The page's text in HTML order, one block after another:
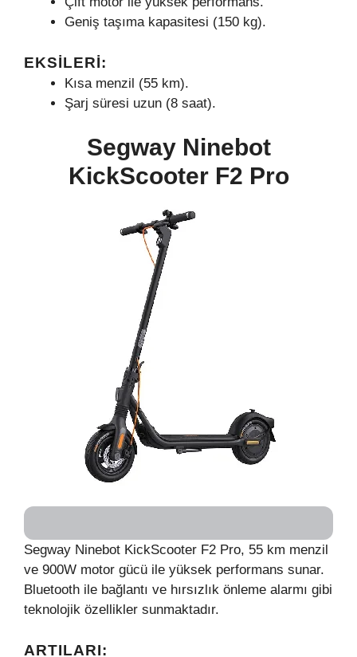
Geniş taşıma kapasitesi (150 kg).
EKSILERI:
Kısa menzil (55 km).
Şarj süresi uzun (8 saat).
Segway Ninebot
KickScooter F2 Pro
Segway Ninebot KickScooter F2 Pro, 55 km menzil
ve 900W motor gücü ile yüksek performans sunar.
Bluetooth ile bağlantı ve hırsızlık önleme alarmı gibi
teknolojik özellikler sunmaktadır.
ARTILARI: